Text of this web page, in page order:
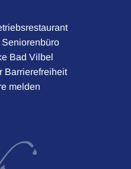
Bad Vilbel
Barrierefreiheit
melden